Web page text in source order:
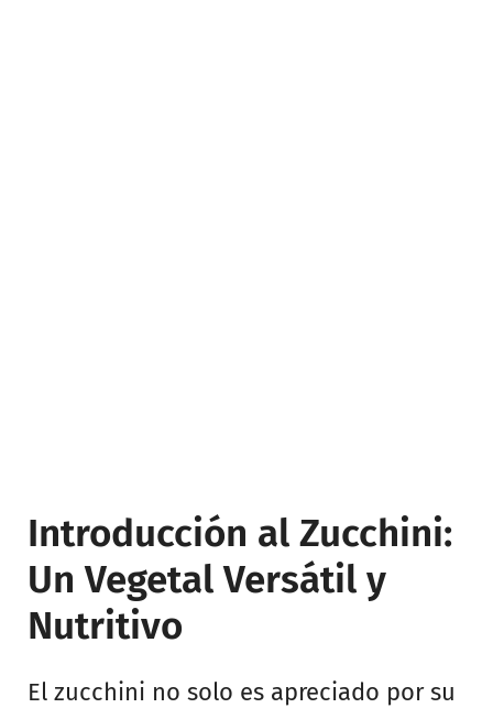
Introducción al Zucchini:
Un Vegetal Versátil y
Nutritivo
El zucchini no solo es apreciado por su